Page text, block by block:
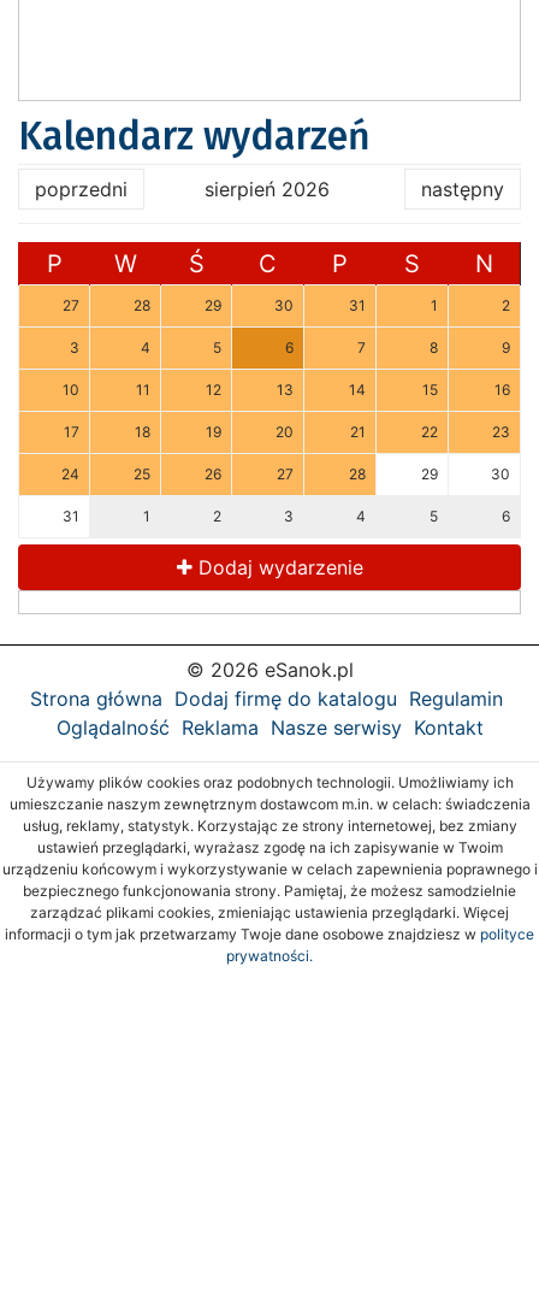
Kalendarz wydarzeń
poprzedni sierpień 2026 następny
P W Ś C P S N
27 28 29 30 31 1 2
3 4 5 6 7 8 9
10 11 12 13 14 15 16
17 18 19 20 21 22 23
24 25 26 27 28 29 30
31 1 2 3 4 5 6
Dodaj wydarzenie
© 2026 eSanok.pl
Strona główna Dodaj firmę do katalogu Regulamin
Oglądalność Reklama Nasze serwisy Kontakt
Używamy plików cookies oraz podobnych technologii. Umożliwiamy ich
umieszczanie naszym zewnętrznym dostawcom m.in. w celach: świadczenia
usług, reklamy, statystyk. Korzystając ze strony internetowej, bez zmiany
ustawień przeglądarki, wyrażasz zgodę na ich zapisywanie w Twoim
urządzeniu końcowym i wykorzystywanie w celach zapewnienia poprawnego i
bezpiecznego funkcjonowania strony. Pamiętaj, że możesz samodzielnie
zarządzać plikami cookies, zmieniając ustawienia przeglądarki. Więcej
informacji o tym jak przetwarzamy Twoje dane osobowe znajdziesz w polityce
prywatności.